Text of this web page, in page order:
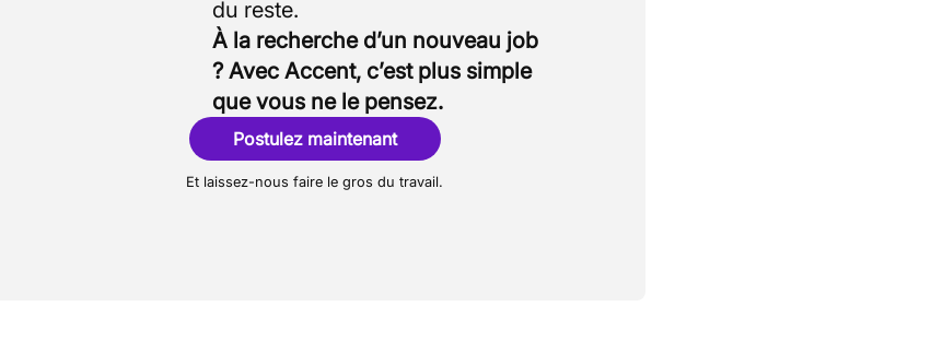
À la recherche d’un nouveau job
? Avec Accent, c’est plus simple
que vous ne le pensez.
Postulez maintenant
Et laissez-nous faire le gros du travail.